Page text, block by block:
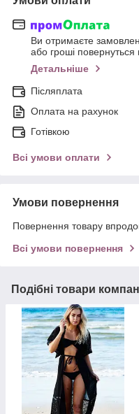
Ви отримаєте
або гроші повернуться
Детальніше
Післяплата
Оплата на рахунок
Готівкою
Всі умови оплати
Умови повернення
Повернення товару
Всі умови повернення
Подібні товари